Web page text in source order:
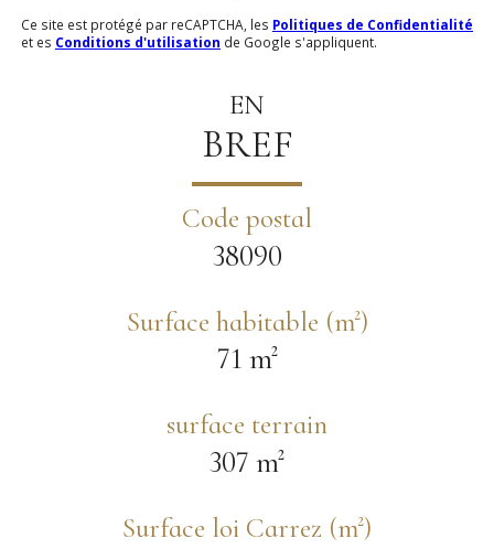
Ce site est protégé par reCAPTCHA, les Politiques de Confidentialité
et es Conditions d'utilisation de Google s'appliquent.
EN
BREF
Code postal
38090
Surface habitable (m²)
71 m²
surface terrain
307 m²
Surface loi Carrez (m²)